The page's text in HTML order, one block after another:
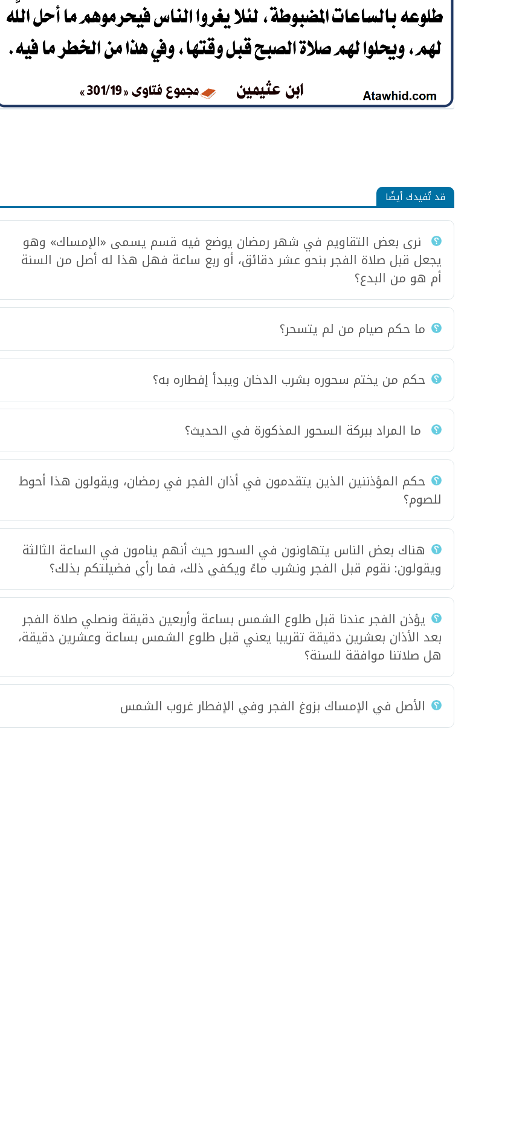
قد تٌفيدك أيضًا
نرى بعض التقاويم في شهر رمضان يوضع فيه قسم يسمى «الإمساك» وهو
يجعل قبل صلاة الفجر بنحو عشر دقائق، أو ربع ساعة فهل هذا له أصل من السنة
أم هو من البدع؟
ما حكم صيام من لم يتسحر؟
حكم من يختم سحوره بشرب الدخان ويبدأ إفطاره به؟
ما المراد ببركة السحور المذكورة في الحديث؟
حكم المؤذننين الذين يتقدمون في أذان الفجر في رمضان، ويقولون هذا أحوط
للصوم؟
هناك بعض الناس يتهاونون في السحور حيث أنهم ينامون في الساعة الثالثة
ويقولون: نقوم قبل الفجر ونشرب ماءً ويكفي ذلك، فما رأي فضيلتكم بذلك؟
يؤذن الفجر عندنا قبل طلوع الشمس بساعة وأربعين دقيقة ونصلي صلاة الفجر
بعد الأذان بعشرين دقيقة تقريبا يعني قبل طلوع الشمس بساعة وعشرين دقيقة،
هل صلاتنا موافقة للسنة؟
الأصل في الإمساك بزوغ الفجر وفي الإفطار غروب الشمس